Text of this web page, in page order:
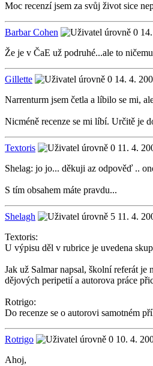
Moc recenzí jsem za svůj život sice
Barbar Cohen
Že je v ČaE už podruhé...ale to
Gillette
14. 4.
Narrenturm jsem četla a líbilo se mi,
Nicméně recenze se mi líbí. Určitě je
Textoris
11. 4.
Shelag: jo jo... děkuji az odpověď ..
S tím obsahem máte pravdu...
Shelagh
11. 4.
Textoris:
U výpisu děl v rubrice je uvedena
Jak už Salmar napsal, školní referát
dějových peripetií a autorova práce
Rotrigo:
Do recenze se o autorovi samotném
Rotrigo
10. 4.
Ahoj,